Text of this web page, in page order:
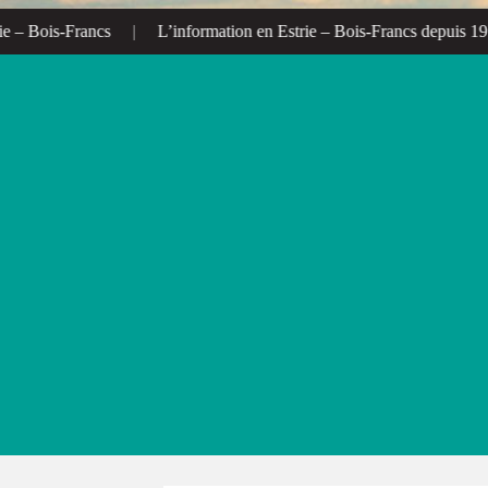
Francs | L’information en Estrie – Bois-Francs depuis 1972